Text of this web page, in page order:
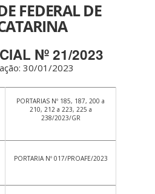
FEDERAL DE
Nº 21/2023
30/01/2023
PORTARIAS Nº 185, 187, 200 a
210, 212 a 223, 225 a
238/2023/GR
PORTARIA Nº 017/PROAFE/2023